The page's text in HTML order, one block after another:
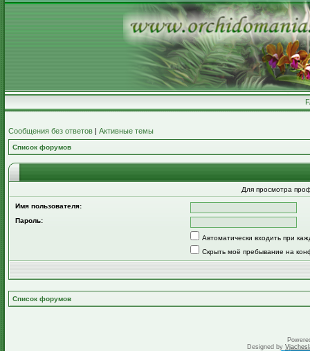
Сообщения без ответов | Активные темы
Список форумов
Для просмотра
Имя пользователя:
Пароль:
Автоматически входить при
Скрыть моё пребывание на
Список форумов
Designed by